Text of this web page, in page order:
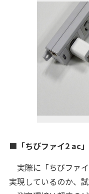
■「ちびファイ2 ac
実際に「ちびファ
実現しているのか、